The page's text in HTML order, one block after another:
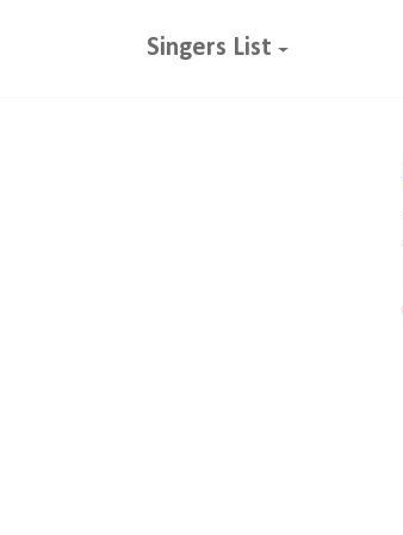
Singers List